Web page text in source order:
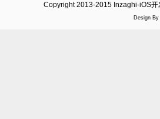
Copyright 2013-2015 Inzaghi-iOS
Design By